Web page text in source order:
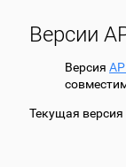
Версии
Версия
Текущая версия